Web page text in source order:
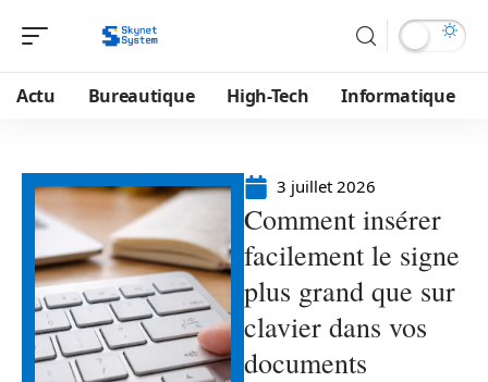
Actu Bureautique High-Tech Informatique
3 juillet 2026
Comment insérer
facilement le signe
plus grand que sur
clavier dans vos
documents